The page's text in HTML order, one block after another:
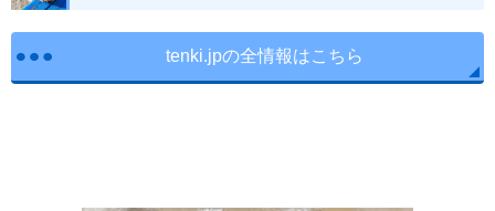
tenki.jpの全情報はこちら